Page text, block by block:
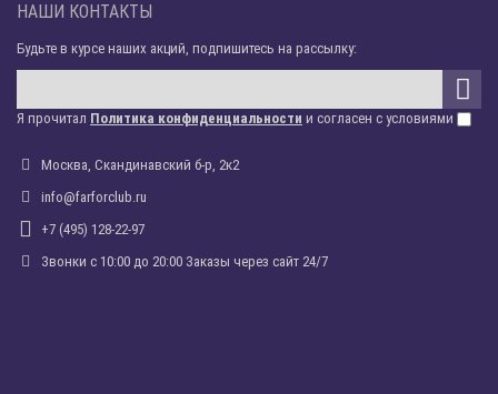
НАШИ КОНТАКТЫ
Будьте в курсе наших акций, подпишитесь на рассылку:
Я прочитал Политика конфиденциальности и согласен с условиями
Москва, Скандинавский б-р, 2к2
info@farforclub.ru
+7 (495) 128-22-97
Звонки c 10:00 до 20:00 Заказы через сайт 24/7